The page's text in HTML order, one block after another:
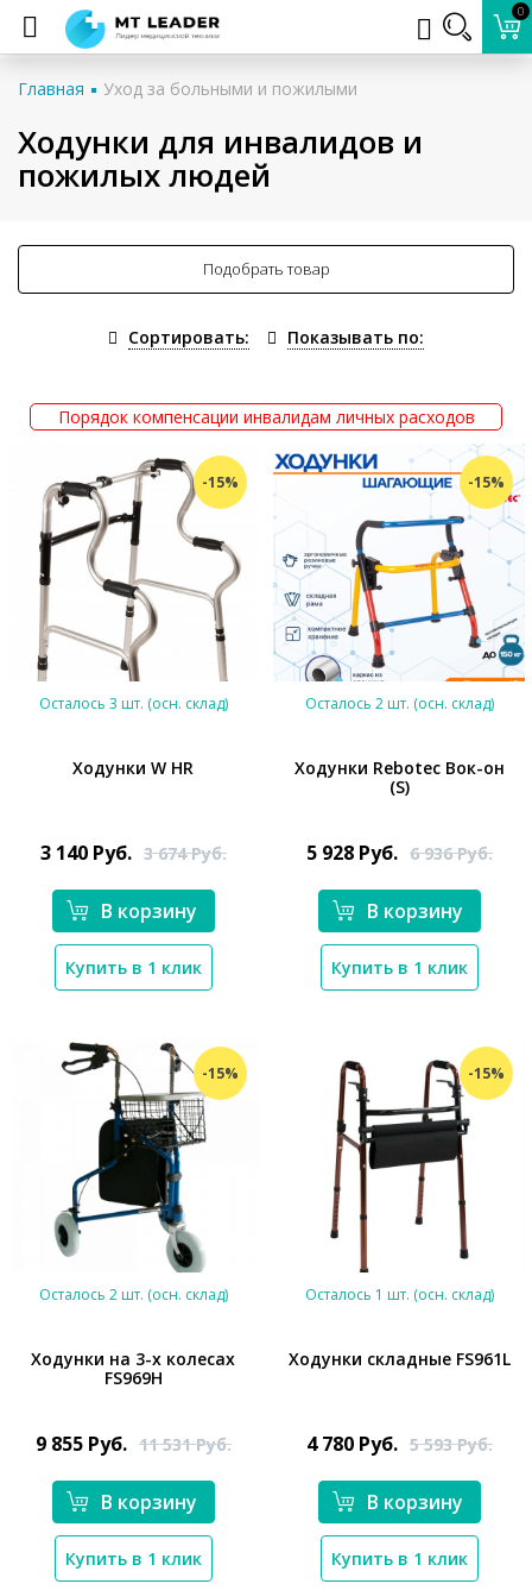
0
Главная Уход за больными и пожилыми
Ходунки для инвалидов и
пожилых людей
Подобрать товар
Сортировать: Показывать по:
Порядок компенсации инвалидам личных расходов
-15%
*}
Осталось 3 шт. (осн. склад)
Ходунки W HR
3 140 Руб. 3 674Руб.
В корзину
Купить в 1 клик
-15%
Осталось 2 шт. (осн. склад)
Ходунки Rebotec Вок-он
(S)
5 928 Руб. 6 936Руб.
В корзину
Купить в 1 клик
-15%
Осталось 2 шт. (осн. склад)
Ходунки на 3-х колесах
FS969H
9 855 Руб. 11 531Руб.
В корзину
Купить в 1 клик
-15%
Осталось 1 шт. (осн. склад)
Ходунки складные FS961L
4 780 Руб. 5 593Руб.
В корзину
Купить в 1 клик